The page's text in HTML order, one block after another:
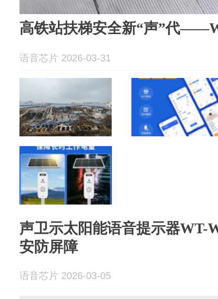
高铁站扶梯安全新“声”代
语音芯片 2026-03-31
声卫示太阳能语音提示器WT-
安防屏障
语音芯片 2026-03-05